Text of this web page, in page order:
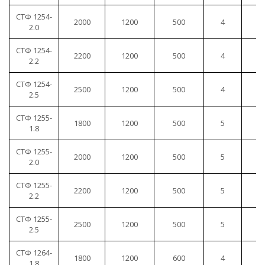
СТФ 1254-
2.0
2000 1200 500 4
СТФ 1254-
2.2
2200 1200 500 4
СТФ 1254-
2.5
2500 1200 500 4
СТФ 1255-
1.8
1800 1200 500 5
СТФ 1255-
2.0
2000 1200 500 5
СТФ 1255-
2.2
2200 1200 500 5
СТФ 1255-
2.5
2500 1200 500 5
СТФ 1264-
1800 1200 600 4